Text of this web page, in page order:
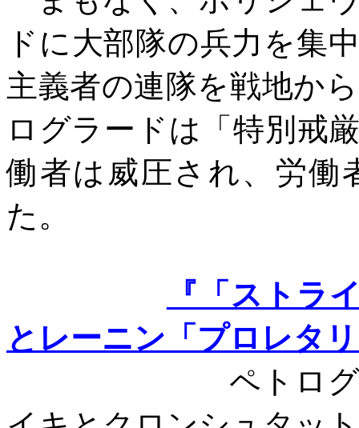
ドに大部隊の兵力を集
主義者の連隊を戦地か
ログラードは「特別戒
働者は威圧され、労働
た。
『「ストラ
とレーニン「プロレタ
ペトログラード